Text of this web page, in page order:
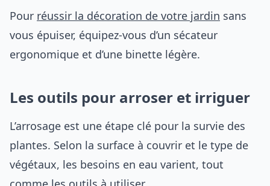
Pour réussir la décoration de votre jardin sans
vous épuiser, équipez-vous d’un sécateur
ergonomique et d’une binette légère.
Les outils pour arroser et irriguer
L’arrosage est une étape clé pour la survie des
plantes. Selon la surface à couvrir et le type de
végétaux, les besoins en eau varient, tout